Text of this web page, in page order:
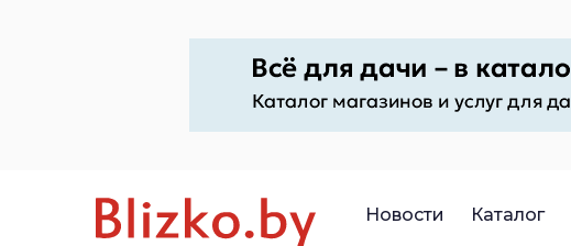
Новости Каталог